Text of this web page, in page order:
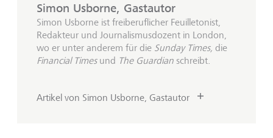
Simon Usborne, Gastautor
Simon Usborne ist freiberuflicher Feuilletonist,
Redakteur und Journalismusdozent in London,
wo er unter anderem für die Sunday Times, die
Financial Times und The Guardian schreibt.
Artikel von Simon Usborne, Gastautor